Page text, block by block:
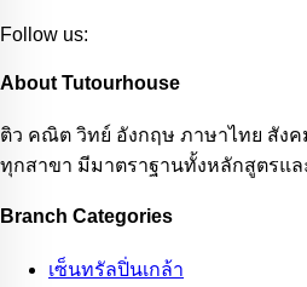
Follow us:
About Tutourhouse
ติว คณิต วิทย์ อังกฤษ ภาษาไทย สังค
ทุกสาขา มีมาตราฐานทั้งหลักสูตรแล
Branch Categories
เซ็นทรัลปิ่นเกล้า